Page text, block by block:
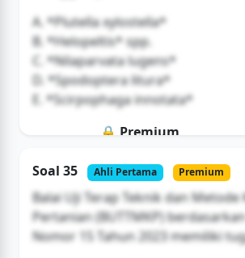
A. *Plutella xylostella*
B. *Helopeltis* spp.
C. *Nilaparvata lugens*
D. *Spodoptera litura*
E. *Scirpophaga innotata*
🔒 Premium
Buka Akses
Soal 35 Ahli Pertama Premium
Balai Uji Terap Teknik dan Metode
Pertanian (BUTTMKP)
Nomor 15 Tahun 2023 memiliki